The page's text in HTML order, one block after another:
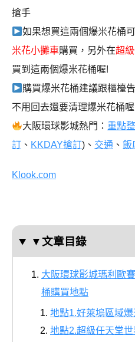
搶手
如果想買這兩個爆米花桶
米花小攤車購買，另外在超
買到這兩個爆米花桶喔!
購買爆米花桶建議跟櫃檯
不用回去還要清理爆米花桶喔
大阪環球影城熱門： 重點
訂 、 KKDAY搶訂) 、 交通 、 飯
Klook.com
▼文章目錄
大阪環球影城瑪利歐
桶購買地點
地點1.好萊塢區域
地點2.超級任天堂